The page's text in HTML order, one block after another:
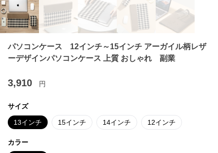
パソコンケース 12インチ～15インチ アーガイル柄レザ
ーデザインパソコンケース 上質 おしゃれ 副業
3,910 円
サイズ
13インチ 15インチ 14インチ 12インチ
カラー